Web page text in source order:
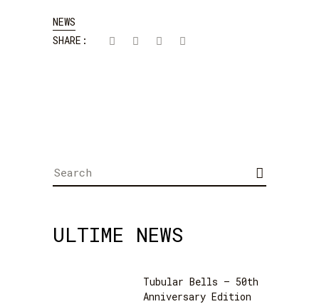
NEWS
SHARE:
Search
for:
ULTIME NEWS
Tubular Bells – 50th
Anniversary Edition